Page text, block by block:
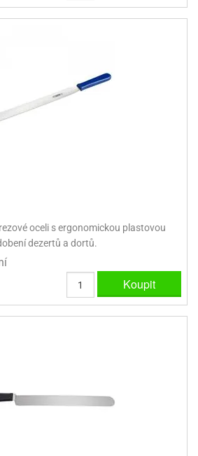
oceli s ergonomickou plastovou
dezertů a dortů.
Koupit